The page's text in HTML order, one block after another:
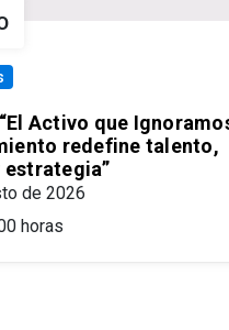
Activo que
redefine talento,
estrategia”
de 2026
horas